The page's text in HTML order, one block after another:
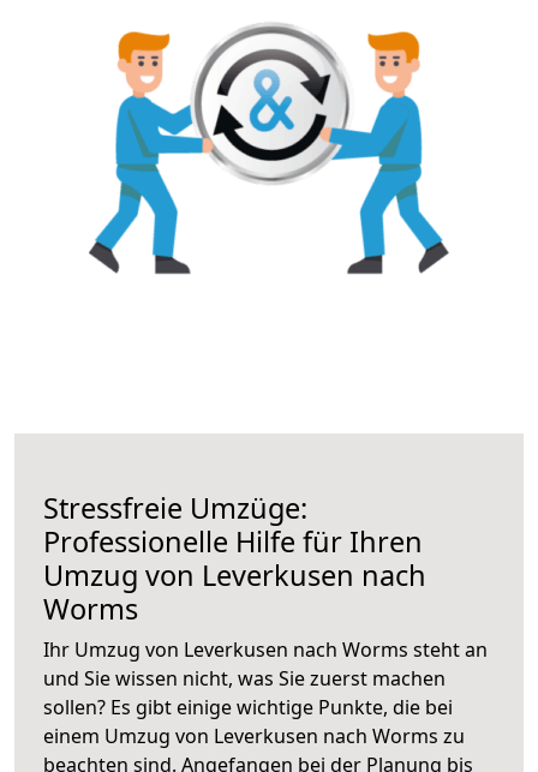
Stressfreie Umzüge:
Professionelle Hilfe für Ihren
Umzug von Leverkusen nach
Worms
Ihr Umzug von Leverkusen nach Worms steht an
und Sie wissen nicht, was Sie zuerst machen
sollen? Es gibt einige wichtige Punkte, die bei
einem Umzug von Leverkusen nach Worms zu
beachten sind. Angefangen bei der Planung bis